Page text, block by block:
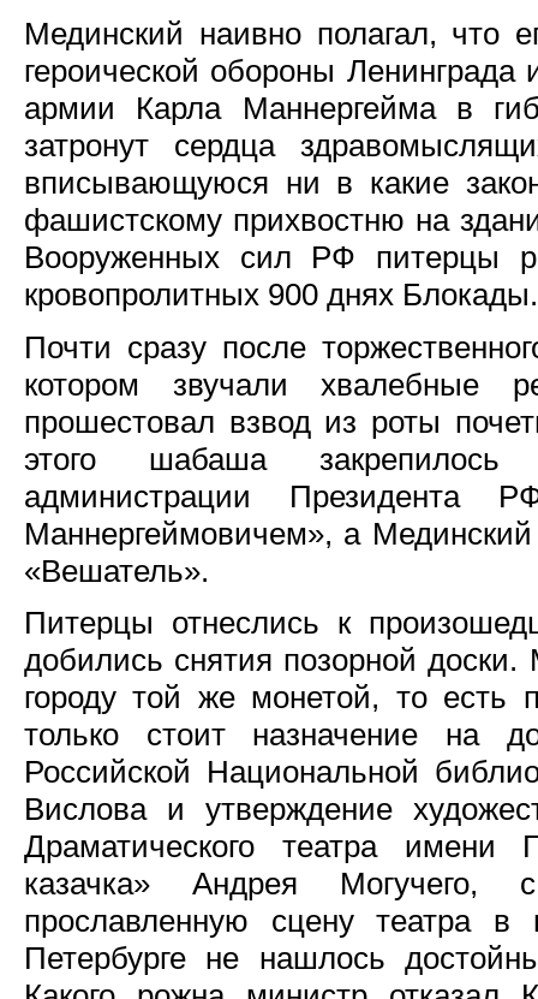
Мединский наивно полагал, что
героической обороны Ленинграда
армии Карла Маннергейма в
затронут сердца
вписывающуюся ни в какие
фашистскому прихвостню на
Вооруженных сил РФ питерцы
кровопролитных 900 днях Блокады.
Почти сразу после
котором звучали хвалебные
прошестовал взвод из роты
этого шабаша закрепилось
администрации Президента
Маннергеймовичем», а
«Вешатель».
Питерцы отнеслись к
добились снятия позорной
городу той же монетой, то есть
только стоит назначение на
Российской Национальной
Вислова и утверждение
Драматического театра имени
казачка» Андрея Могучего,
прославленную сцену театра
Петербурге не нашлось